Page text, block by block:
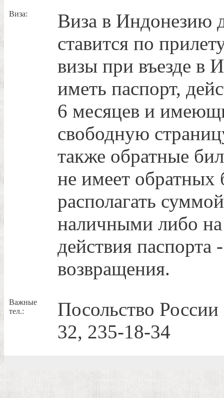
Виза:
Виза в Индонезию
ставится по
визы при въезде в
иметь паспорт,
6 месяцев и
свободную
также обратные
не имеет обратных
располагать
наличными либо
действия паспорта
возвращения.
Важные
тел.:
Посольство
32, 235-18-34